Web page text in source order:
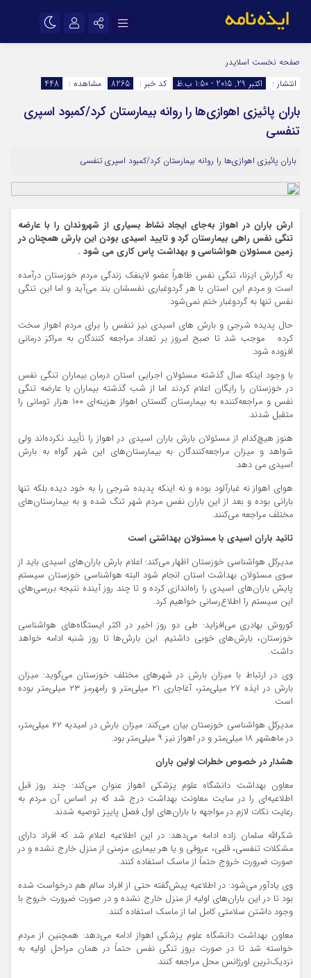
اینستاگرام
سروش
ایتا
آپارات
اپلیکیشن رمز عبور
مرا به خاطر بسپار
صفحه نخست اسلایدر
انتشار :
اکتبر 29, 2015 - 1:50 ب.ظ کد خبر : 8265 مشاهده : 448
باران پائیزی اهوازی‌ها را روانه بیمارستان کرد/کمبود اسپری
تنفسی
باران پائیزی اهوازی‌ها را روانه بیمارستان کرد/کمبود اسپری تنفسی
ارش باران در اهواز به‌جای ایجاد نشاط بسیاری از شهروندان را با عارضه
تنگی نفس راهی بیمارستان کرد و تایید اسیدی بودن این بارش همچنان در
زمین مسئولان هواشناسی و بهداشت پاس کاری می شود .
به گزارش ایزنا، تنگی نفس ظاهراً عضو لاینفک زندگی مردم خوزستان درآمده
است و مردم این استان با هر گردوغباری نفسشان بند می‌آید و اما این تنگی
نفس تنها به گردوغبار ختم نمی‌شود.
حال پدیده شرجی و بارش های اسیدی نیز تنفس را برای مردم اهواز سخت
کرده موجب شد تا صبح امروز بر تعداد مراجعه کنندگان به مراکز درمانی
افزوده شود.
با وجود اینکه سال گذشته مسئولان اجرایی استان درمان بیماران تنگی نفس
در خوزستان را رایگان اعلام کردند اما از شب گذشته بیماران با عارضه تنگی
نفس و مراجعه‌کننده به بیمارستان گلستان اهواز هزینه‌ای ۱۰۰ هزار تومانی را
متقبل شدند.
هنوز هیچ‌کدام از مسئولان بارش باران اسیدی در اهواز را تأیید نکرده‌اند ولی
شواهد و میزان مراجعه‌کنندگان به بیمارستان‌های این شهر گواه به بارش
اسیدی می دهد.
هوای اهواز نه غبارآلود بوده و نه اینکه پدیده شرجی را به خود دیده بلکه تنها
بارانی بوده و بعد از این باران نفس مردم شهر تنگ شده و به بیمارستان‌های
مختلف مراجعه می‌کنند.
تائید باران اسیدی با مسئولان بهداشتی است
مدیرکل هواشناسی خوزستان اظهار می‌کند: اعلام بارش باران‌های اسیدی باید از
سوی مسئولان بهداشت استان انجام شود البته هواشناسی خوزستان سیستم
پایش باران‌های اسیدی را راه‌اندازی کرده و تا چند روز آینده نتیجه بررسی‌های
این سیستم را اطلاع‌رسانی خواهیم کرد.
کوروش بهادری می‌افزاید: طی دو روز اخیر در اکثر ایستگاه‌های هواشناسی
خوزستان، بارش‌های خوبی داشتیم. این بارش‌ها تا روز شنبه ادامه خواهد
داشت.
وی در ارتباط با میزان بارش در شهرهای مختلف خوزستان می‌گوید: میزان
بارش در ایذه ۲۷ میلی‌متر، آغاجاری ۲۱ میلی‌متر و رامهرمز ۲۳ میلی‌متر بوده
است.
مدیرکل هواشناسی خوزستان بیان می‌کند: میزان بارش در امیدیه ۲۲ میلی‌متر،
در ماهشهر ۱۸ میلی‌متر و در اهواز نیز ۹ میلی‌متر بود.
هشدار در خصوص خطرات اولین باران
معاون بهداشت دانشگاه علوم پزشکی اهواز عنوان می‌کند: چند روز قبل
اطلاعیه‌ای را در سایت معاونت بهداشت درج شد که بر اساس آن مردم به
رعایت نکات لازم در مواجهه با باران‌های اول فصل پاییز توصیه شدند.
شکرالله سلمان زاده ادامه می‌دهد: در این اطلاعیه اعلام شد که افراد دارای
مشکلات تنفسی، قلبی، عروقی و یا هر بیماری مزمنی از منزل خارج نشده و در
صورت ضرورت خروج حتماً از ماسک استفاده کنند.
وی یادآور می‌شود: در اطلاعیه پیش‌گفته حتی از افراد سالم هم درخواست شده
بود تا در این باران‌های اولیه از منزل خارج نشده و در صورت ضرورت خروج با
وجود داشتن سلامتی کامل اما از ماسک استفاده کنند.
معاون بهداشت دانشگاه علوم پزشکی اهواز ادامه می‌دهد: همچنین از مردم
خواسته شد تا در صورت بروز تنگی نفس حتماً در همان مراحل اولیه به
نزدیک‌ترین اورژانس محل مراجعه کنند.